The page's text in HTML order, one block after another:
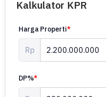
Kalkulator KPR
Harga Properti*
Rp
DP%*